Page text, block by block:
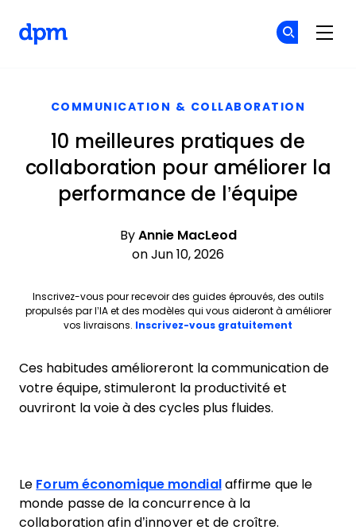
COMMUNICATION & COLLABORATION
10 meilleures pratiques de
collaboration pour améliorer la
performance de l’équipe
By Annie MacLeod
on Jun 10, 2026
Inscrivez-vous pour recevoir des guides éprouvés, des outils
propulsés par l’IA et des modèles qui vous aideront à améliorer
vos livraisons. Inscrivez-vous gratuitement
Ces habitudes amélioreront la communication de
votre équipe, stimuleront la productivité et
ouvriront la voie à des cycles plus fluides.
Le Forum économique mondial affirme que le
monde passe de la concurrence à la
collaboration afin d’innover et de croître.